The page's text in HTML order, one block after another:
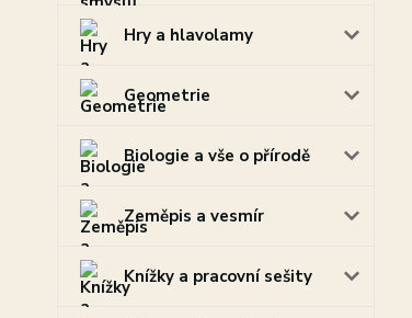
Hry a hlavolamy
Geometrie
Biologie a vše o přírodě
Zeměpis a vesmír
Knížky a pracovní sešity